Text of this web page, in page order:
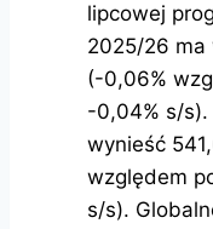
lipcowej
2025/26 ma
(-0,06%
-0,04% s/s).
wynieść
względem
s/s).